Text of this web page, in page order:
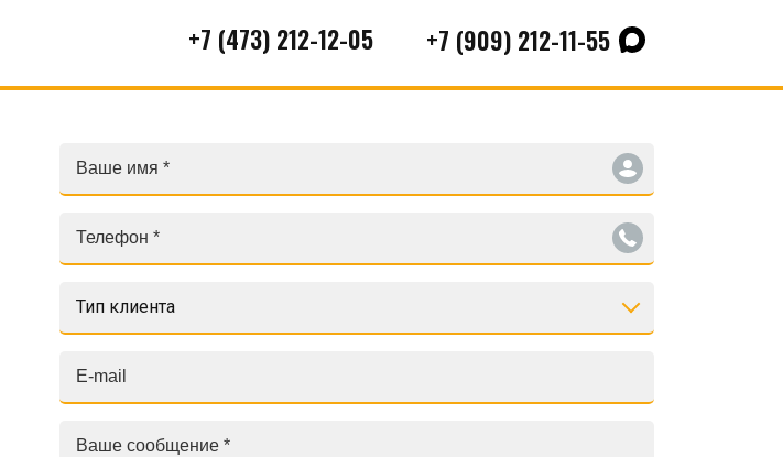
+7 (473) 212-12-05 +7 (909) 212-11-55
Тип клиента